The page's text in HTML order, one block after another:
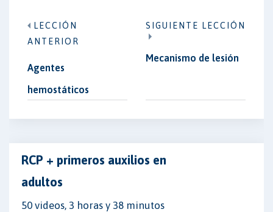
LECCIÓN
ANTERIOR
Agentes
hemostáticos
SIGUIENTE LECCIÓN
Mecanismo de lesión
RCP + primeros auxilios en
adultos
50 videos, 3 horas y 38 minutos